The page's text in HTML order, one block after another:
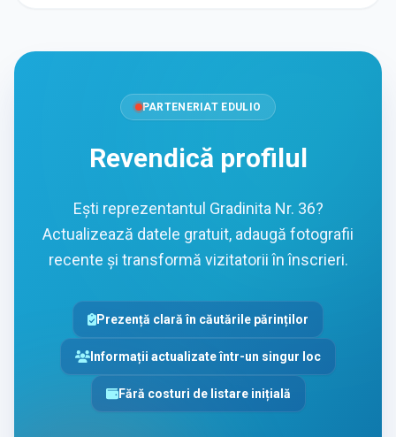
PARTENERIAT EDULIO
Revendică profilul
Ești reprezentantul Gradinita Nr. 36?
Actualizează datele gratuit, adaugă fotografii
recente și transformă vizitatorii în înscrieri.
Prezență clară în căutările părinților
Informații actualizate într-un singur loc
Fără costuri de listare inițială